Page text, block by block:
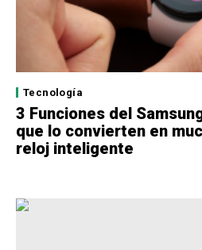
Tecnología
3 Funciones del
que lo convierten en
reloj inteligente